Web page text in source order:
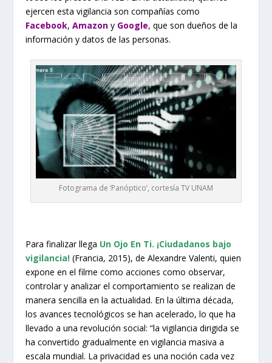
ejercen esta vigilancia son compañías como
Facebook, Amazon y Google, que son dueños de la
información y datos de las personas.
Fotograma de ‘Panóptico’, cortesía TV UNAM
Para finalizar llega Un Ojo En Ti. ¡Ciudadanos bajo
vigilancia! (Francia, 2015), de Alexandre Valenti, quien
expone en el filme como acciones como observar,
controlar y analizar el comportamiento se realizan de
manera sencilla en la actualidad. En la última década,
los avances tecnológicos se han acelerado, lo que ha
llevado a una revolución social: “la vigilancia dirigida se
ha convertido gradualmente en vigilancia masiva a
escala mundial. La privacidad es una noción cada vez